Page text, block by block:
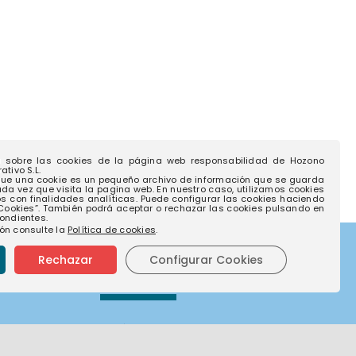
Empresas
Actúa Servicios y Medio
sobre las cookies de la página web responsabilidad de Hozono
S.L.
una cookie es un pequeño archivo de información que se guarda
vez que visita la pagina web. En nuestro caso, utilizamos cookies
con finalidades analíticas. Puede configurar las cookies haciendo
También podrá aceptar o rechazar las cookies pulsando en
consulte la Política de cookies.
Rechazar Configurar Cookies